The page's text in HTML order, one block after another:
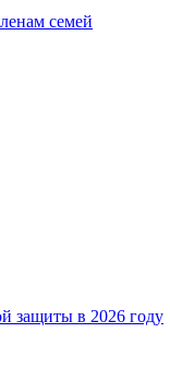
семей
защиты в 2026 году